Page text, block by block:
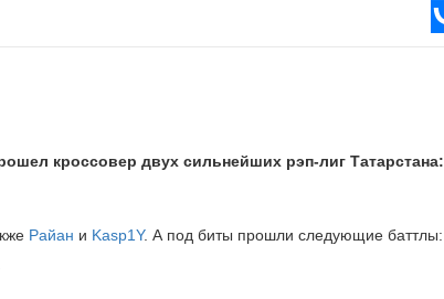
кроссовер двух сильнейших рэп-лиг Татарстана:
Райан и Kasp1Y. А под биты прошли следующие баттлы: